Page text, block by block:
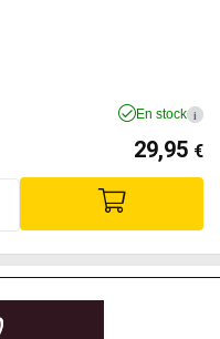
En stock i
29,95 €